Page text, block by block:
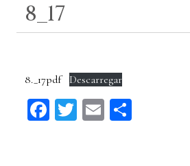
8_17
8._17pdf Descarregar
Facebook
Twitter
Email